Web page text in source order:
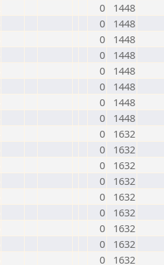
0
1448
0
1448
0
1448
0
1448
0
1448
0
1448
0
1448
0
1448
0
1632
0
1632
0
1632
0
1632
0
1632
0
1632
0
1632
0
1632
0 1632